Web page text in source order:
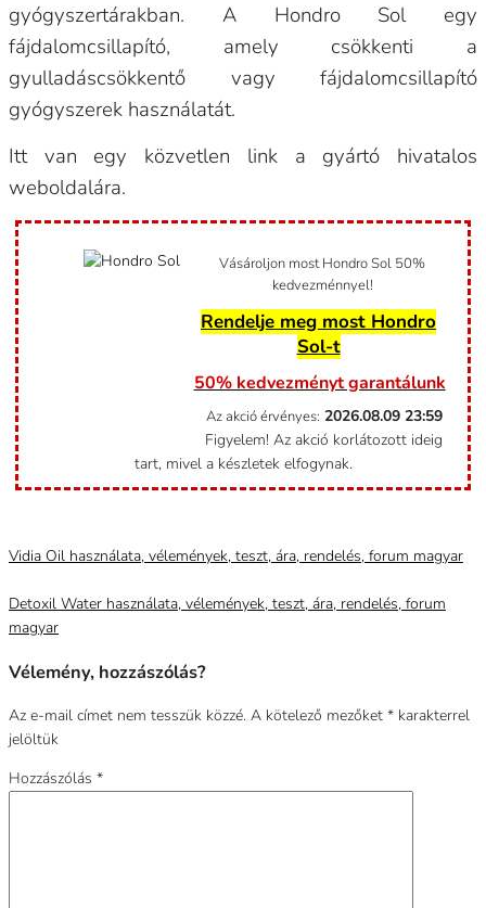
gyógyszertárakban. A Hondro Sol egy
fájdalomcsillapító, amely csökkenti a
gyulladáscsökkentő vagy fájdalomcsillapító
gyógyszerek használatát.
Itt van egy közvetlen link a gyártó hivatalos
weboldalára.
Vásároljon most Hondro Sol 50%
kedvezménnyel!
Rendelje meg most Hondro
Sol-t
50% kedvezményt garantálunk
Az akció érvényes: 2026.08.09 23:59
Figyelem! Az akció korlátozott ideig
tart, mivel a készletek elfogynak.
Vidia Oil használata, vélemények, teszt, ára, rendelés, forum magyar
Detoxil Water használata, vélemények, teszt, ára, rendelés, forum
magyar
Vélemény, hozzászólás?
Az e-mail címet nem tesszük közzé. A kötelező mezőket * karakterrel
jelöltük
Hozzászólás *